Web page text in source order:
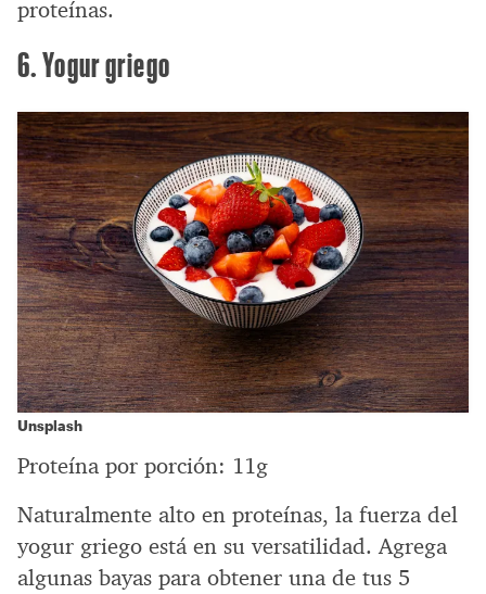
proteínas.
6. Yogur griego
Unsplash
Proteína por porción: 11g
Naturalmente alto en proteínas, la fuerza del
yogur griego está en su versatilidad. Agrega
algunas bayas para obtener una de tus 5